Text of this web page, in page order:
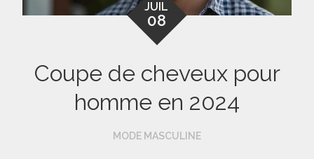
JUIL
08
Coupe de cheveux pour
homme en 2024
MODE MASCULINE